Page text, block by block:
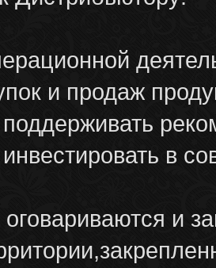
и продаж
поддерживать
инвестировать в
оговариваются и